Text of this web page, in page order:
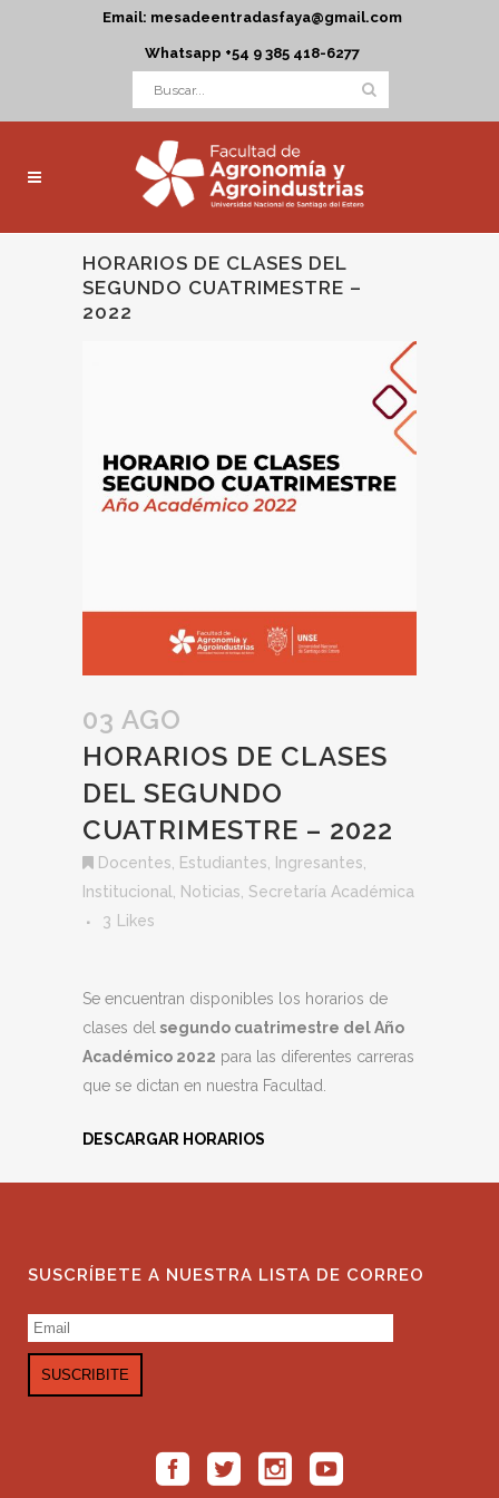
Email: mesadeentradasfaya@gmail.com
Whatsapp +54 9 385 418-6277
HORARIOS DE CLASES DEL
SEGUNDO CUATRIMESTRE –
2022
03 AGO
HORARIOS DE CLASES
DEL SEGUNDO
CUATRIMESTRE – 2022
Docentes Estudiantes Ingresantes
Institucional
Noticias Secretaría Académica
3
Likes
Se encuentran disponibles los horarios de
clases del segundo cuatrimestre del Año
Académico 2022 para las diferentes carreras
que se dictan en nuestra Facultad.
DESCARGAR HORARIOS
SUSCRÍBETE A NUESTRA LISTA DE CORREO